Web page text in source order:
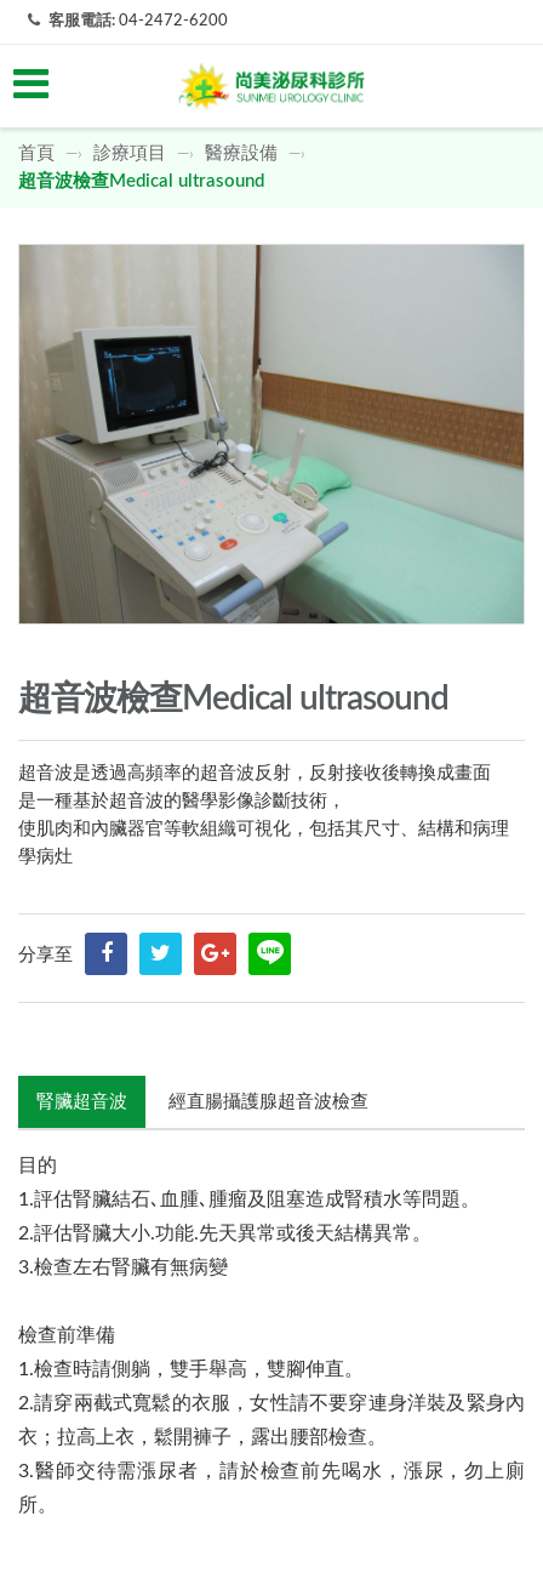
客服電話: 04-2472-6200
首頁 —› 診療項目 —› 醫療設備 —›
超音波檢查Medical ultrasound
超音波檢查Medical ultrasound
超音波是透過高頻率的超音波反射，反射接收後轉換成畫面
是一種基於超音波的醫學影像診斷技術，
使肌肉和內臟器官等軟組織可視化，包括其尺寸、結構和病理
學病灶
分享至
腎臟超音波 經直腸攝護腺超音波檢查
目的
1.評估腎臟結石､血腫､腫瘤及阻塞造成腎積水等問題。
2.評估腎臟大小.功能.先天異常或後天結構異常。
3.檢查左右腎臟有無病變
檢查前準備
1.檢查時請側躺，雙手舉高，雙腳伸直。
2.請穿兩截式寬鬆的衣服，女性請不要穿連身洋裝及緊身內
衣；拉高上衣，鬆開褲子，露出腰部檢查。
3.醫師交待需漲尿者，請於檢查前先喝水，漲尿，勿上廁
所。